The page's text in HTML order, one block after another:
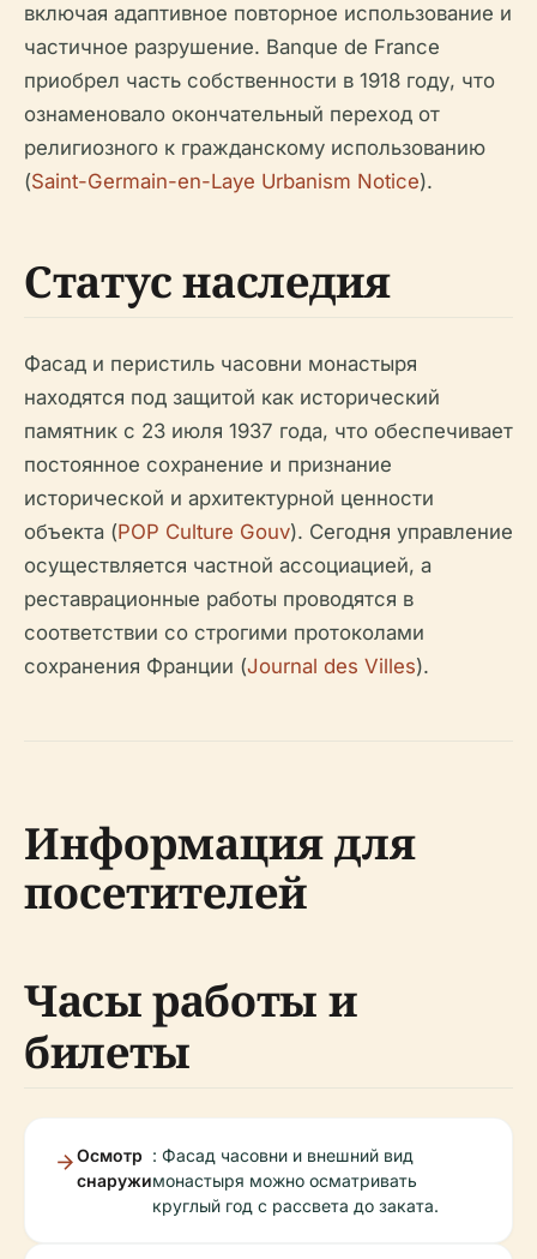
включая адаптивное повторное использование и
частичное разрушение. Banque de France
приобрел часть собственности в 1918 году, что
ознаменовало окончательный переход от
религиозного к гражданскому использованию
(Saint-Germain-en-Laye Urbanism Notice).
Статус наследия
Фасад и перистиль часовни монастыря
находятся под защитой как исторический
памятник с 23 июля 1937 года, что обеспечивает
постоянное сохранение и признание
исторической и архитектурной ценности
объекта (POP Culture Gouv). Сегодня управление
осуществляется частной ассоциацией, а
реставрационные работы проводятся в
соответствии со строгими протоколами
сохранения Франции (Journal des Villes).
Информация для
посетителей
Часы работы и
билеты
Осмотр
снаружи
: Фасад часовни и внешний вид
монастыря можно осматривать
круглый год с рассвета до заката.